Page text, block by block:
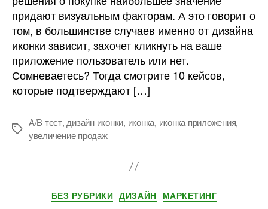
придают визуальным факторам. А это говорит о
том, в большинстве случаев именно от дизайна
иконки зависит, захочет кликнуть на ваше
приложение пользователь или нет.
Сомневаетесь? Тогда смотрите 10 кейсов,
которые подтверждают […]
Метки
А/В тест, дизайн иконки, иконка, иконка приложения,
увеличение продаж
Рубрики
БЕЗ РУБРИКИ ДИЗАЙН МАРКЕТИНГ